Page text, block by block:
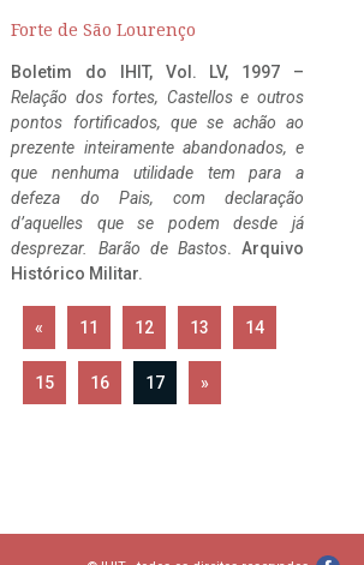
Forte de São Lourenço
Boletim do IHIT, Vol. LV, 1997 –
Relação dos fortes, Castellos e outros
pontos fortificados, que se achão ao
prezente inteiramente abandonados, e
que nenhuma utilidade tem para a
defeza do Pais, com declaração
d’aquelles que se podem desde já
desprezar. Barão de Bastos. Arquivo
Histórico Militar.
« 11 12 13 14
15 16 17 »